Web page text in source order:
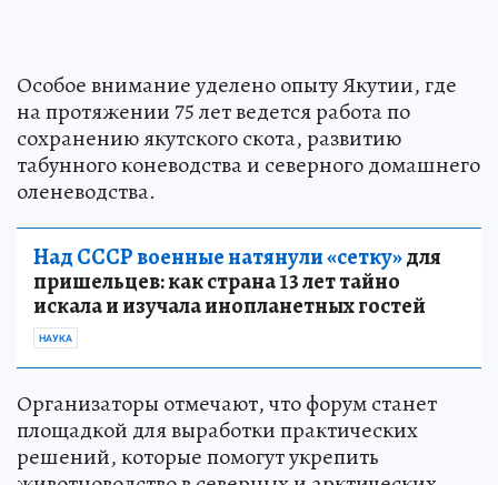
Особое внимание уделено опыту Якутии, где
на протяжении 75 лет ведется работа по
сохранению якутского скота, развитию
табунного коневодства и северного домашнего
оленеводства.
Над СССР военные натянули «сетку»для
пришельцев: как страна 13 лет тайно
искала и изучала инопланетных гостей
НАУКА
Организаторы отмечают, что форум станет
площадкой для выработки практических
решений, которые помогут укрепить